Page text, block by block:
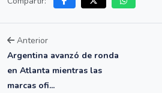
Anterior
Argentina avanzó de ronda
en Atlanta mientras las
marcas ofi...